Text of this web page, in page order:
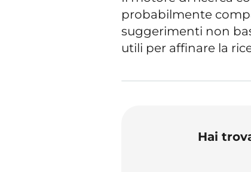
probabilmente
suggerimenti non
utili per affinare la
Hai